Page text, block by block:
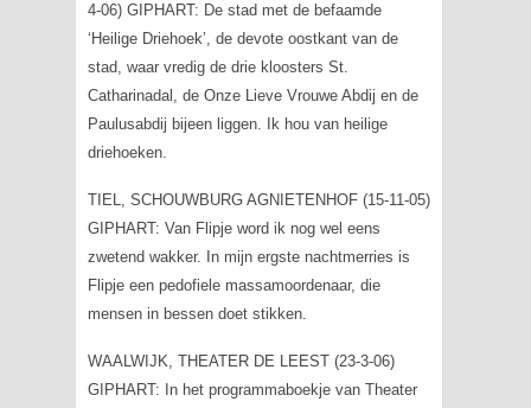
4-06) GIPHART: De stad met de befaamde
‘Heilige Driehoek’, de devote oostkant van de
stad, waar vredig de drie kloosters St.
Catharinadal, de Onze Lieve Vrouwe Abdij en de
Paulusabdij bijeen liggen. Ik hou van heilige
driehoeken.
TIEL, SCHOUWBURG AGNIETENHOF (15-11-05)
GIPHART: Van Flipje word ik nog wel eens
zwetend wakker. In mijn ergste nachtmerries is
Flipje een pedofiele massamoordenaar, die
mensen in bessen doet stikken.
WAALWIJK, THEATER DE LEEST (23-3-06)
GIPHART: In het programmaboekje van Theater